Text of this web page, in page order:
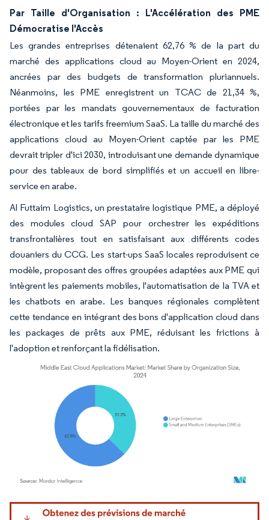
Par Taille d'Organisation : L'Accélération des PME
Démocratise l'Accès
Les grandes entreprises détenaient 62,76 % de la part du
marché des applications cloud au Moyen-Orient en 2024,
ancrées par des budgets de transformation pluriannuels.
Néanmoins, les PME enregistrent un TCAC de 21,34 %,
portées par les mandats gouvernementaux de facturation
électronique et les tarifs freemium SaaS. La taille du marché des
applications cloud au Moyen-Orient captée par les PME
devrait tripler d'ici 2030, introduisant une demande dynamique
pour des tableaux de bord simplifiés et un accueil en libre-
service en arabe.
Al Futtaim Logistics, un prestataire logistique PME, a déployé
des modules cloud SAP pour orchestrer les expéditions
transfrontalières tout en satisfaisant aux différents codes
douaniers du CCG. Les start-ups SaaS locales reproduisent ce
modèle, proposant des offres groupées adaptées aux PME qui
intègrent les paiements mobiles, l'automatisation de la TVA et
les chatbots en arabe. Les banques régionales complètent
cette tendance en intégrant des bons d'application cloud dans
les packages de prêts aux PME, réduisant les frictions à
l'adoption et renforçant la fidélisation.
Image © Mordor Intelligence. La réutilisation nécessite une attribution sous CC BY